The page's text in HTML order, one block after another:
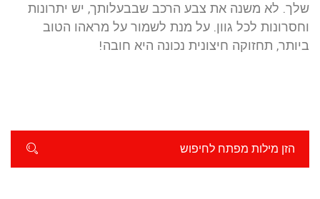
שלך. לא משנה את צבע הרכב שבבעלותך, יש יתרונות
וחסרונות לכל גוון. על מנת לשמור על מראהו הטוב
ביותר, תחזוקה חיצונית נכונה היא חובה!